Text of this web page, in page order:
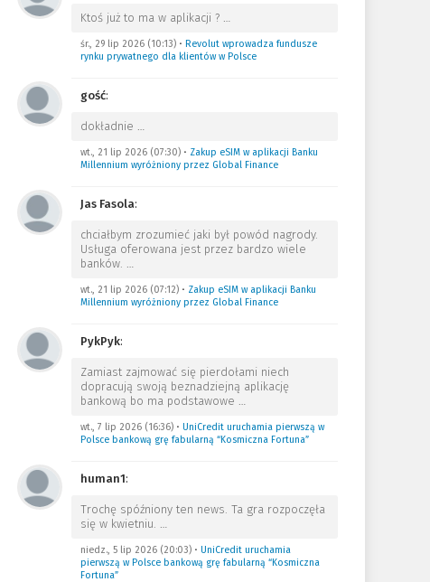
Ktoś już to ma w aplikacji ? …
śr., 29 lip 2026 (10:13)• Revolut wprowadza fundusze
rynku prywatnego dla klientów w Polsce
gość:
dokładnie …
wt., 21 lip 2026 (07:30)• Zakup eSIM w aplikacji Banku
Millennium wyróżniony przez Global Finance
Jas Fasola:
chciałbym zrozumieć jaki był powód nagrody.
Usługa oferowana jest przez bardzo wiele
banków. …
wt., 21 lip 2026 (07:12)• Zakup eSIM w aplikacji Banku
Millennium wyróżniony przez Global Finance
PykPyk:
Zamiast zajmować się pierdołami niech
dopracują swoją beznadziejną aplikację
bankową bo ma podstawowe …
wt., 7 lip 2026 (16:36)• UniCredit uruchamia pierwszą w
Polsce bankową grę fabularną “Kosmiczna Fortuna”
human1:
Trochę spóźniony ten news. Ta gra rozpoczęła
się w kwietniu. …
niedz., 5 lip 2026 (20:03)• UniCredit uruchamia
pierwszą w Polsce bankową grę fabularną “Kosmiczna
Fortuna”